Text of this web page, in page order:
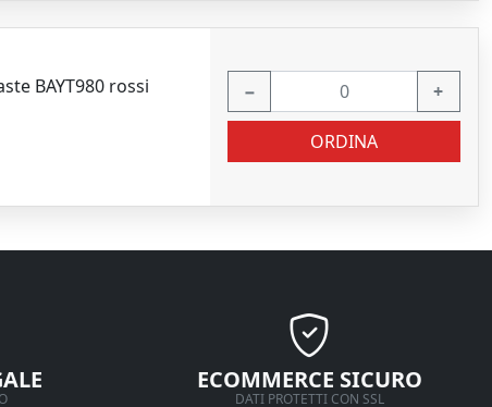
BAYT980 rossi − +
ORDINA
ECOMMERCE SICURO
DATI PROTETTI CON SSL